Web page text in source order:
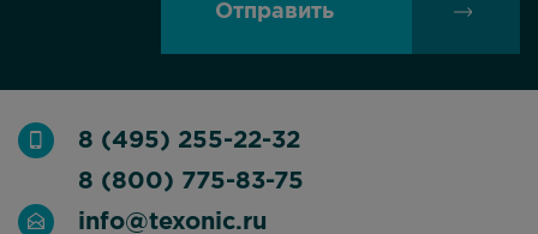
Отправить
8 (495) 255-22-32
8 (800) 775-83-75
info@texonic.ru